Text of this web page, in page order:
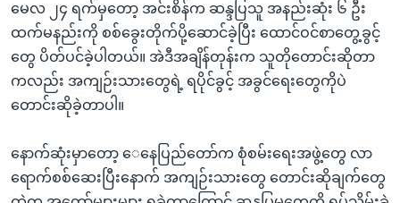
မေလ ၂၄ ရက်မှတော့ အင်းစိန်က ဆန္ဒပြသူ အနည်းဆုံး ၆ ဦး
ထက်မနည်းကို စစ်ခွေးတိုက်ပို့ဆောင်ခဲ့ပြီး ထောင်ဝင်စာတွေ့ခွင့်
တွေ ပိတ်ပင်ခဲ့ပါတယ်။ အဲဒီအချိန်တုန်းက သူတိုတောင်းဆိုတာ
ကလည်း အကျဉ်းသားတွေရဲ့ ရပိုင်ခွင့် အခွင်ရေးတွေကိုပဲ
တောင်းဆိုခဲ့တာပါ။
နောက်ဆုံးမှာတော့ ေနေပြည်တော်က စုံစမ်းရေးအဖွဲ့တွေ လာ
ရောက်စစ်ဆေးပြီးနောက် အကျဉ်းသားတွေ တောင်းဆိုချက်တွေ